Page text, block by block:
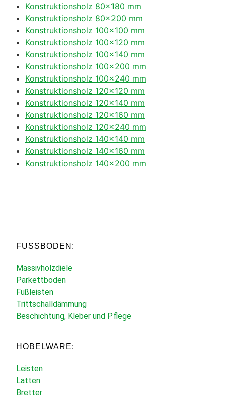
Konstruktionsholz 80×180 mm
Konstruktionsholz 80×200 mm
Konstruktionsholz 100×100 mm
Konstruktionsholz 100×120 mm
Konstruktionsholz 100×140 mm
Konstruktionsholz 100×200 mm
Konstruktionsholz 100×240 mm
Konstruktionsholz 120×120 mm
Konstruktionsholz 120×140 mm
Konstruktionsholz 120×160 mm
Konstruktionsholz 120×240 mm
Konstruktionsholz 140×140 mm
Konstruktionsholz 140×160 mm
Konstruktionsholz 140×200 mm
FUSSBODEN:
Massivholzdiele
Parkettboden
Fußleisten
Trittschalldämmung
Beschichtung, Kleber und Pflege
HOBELWARE:
Leisten
Latten
Bretter